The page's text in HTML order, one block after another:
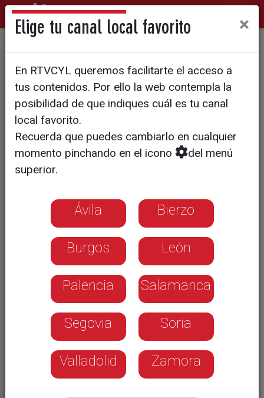
El CES pide sentar las bases
de una economía "fuerte y
resiliente" y un giro industrial
y en la cohesión territorial
transformación estructural y
reasignación de recursos para combatir
la baja productividad y la pérdida de
población
Elige tu canal local favorito ×
En RTVCYL queremos facilitarte el acceso a
tus contenidos. Por ello la web contempla la
posibilidad de que indiques cuál es tu canal
local favorito.
Recuerda que puedes cambiarlo en cualquier
momento pinchando en el icono
del menú
superior.
Ávila Bierzo
Burgos León
Palencia Salamanca
Segovia Soria
Valladolid Zamora